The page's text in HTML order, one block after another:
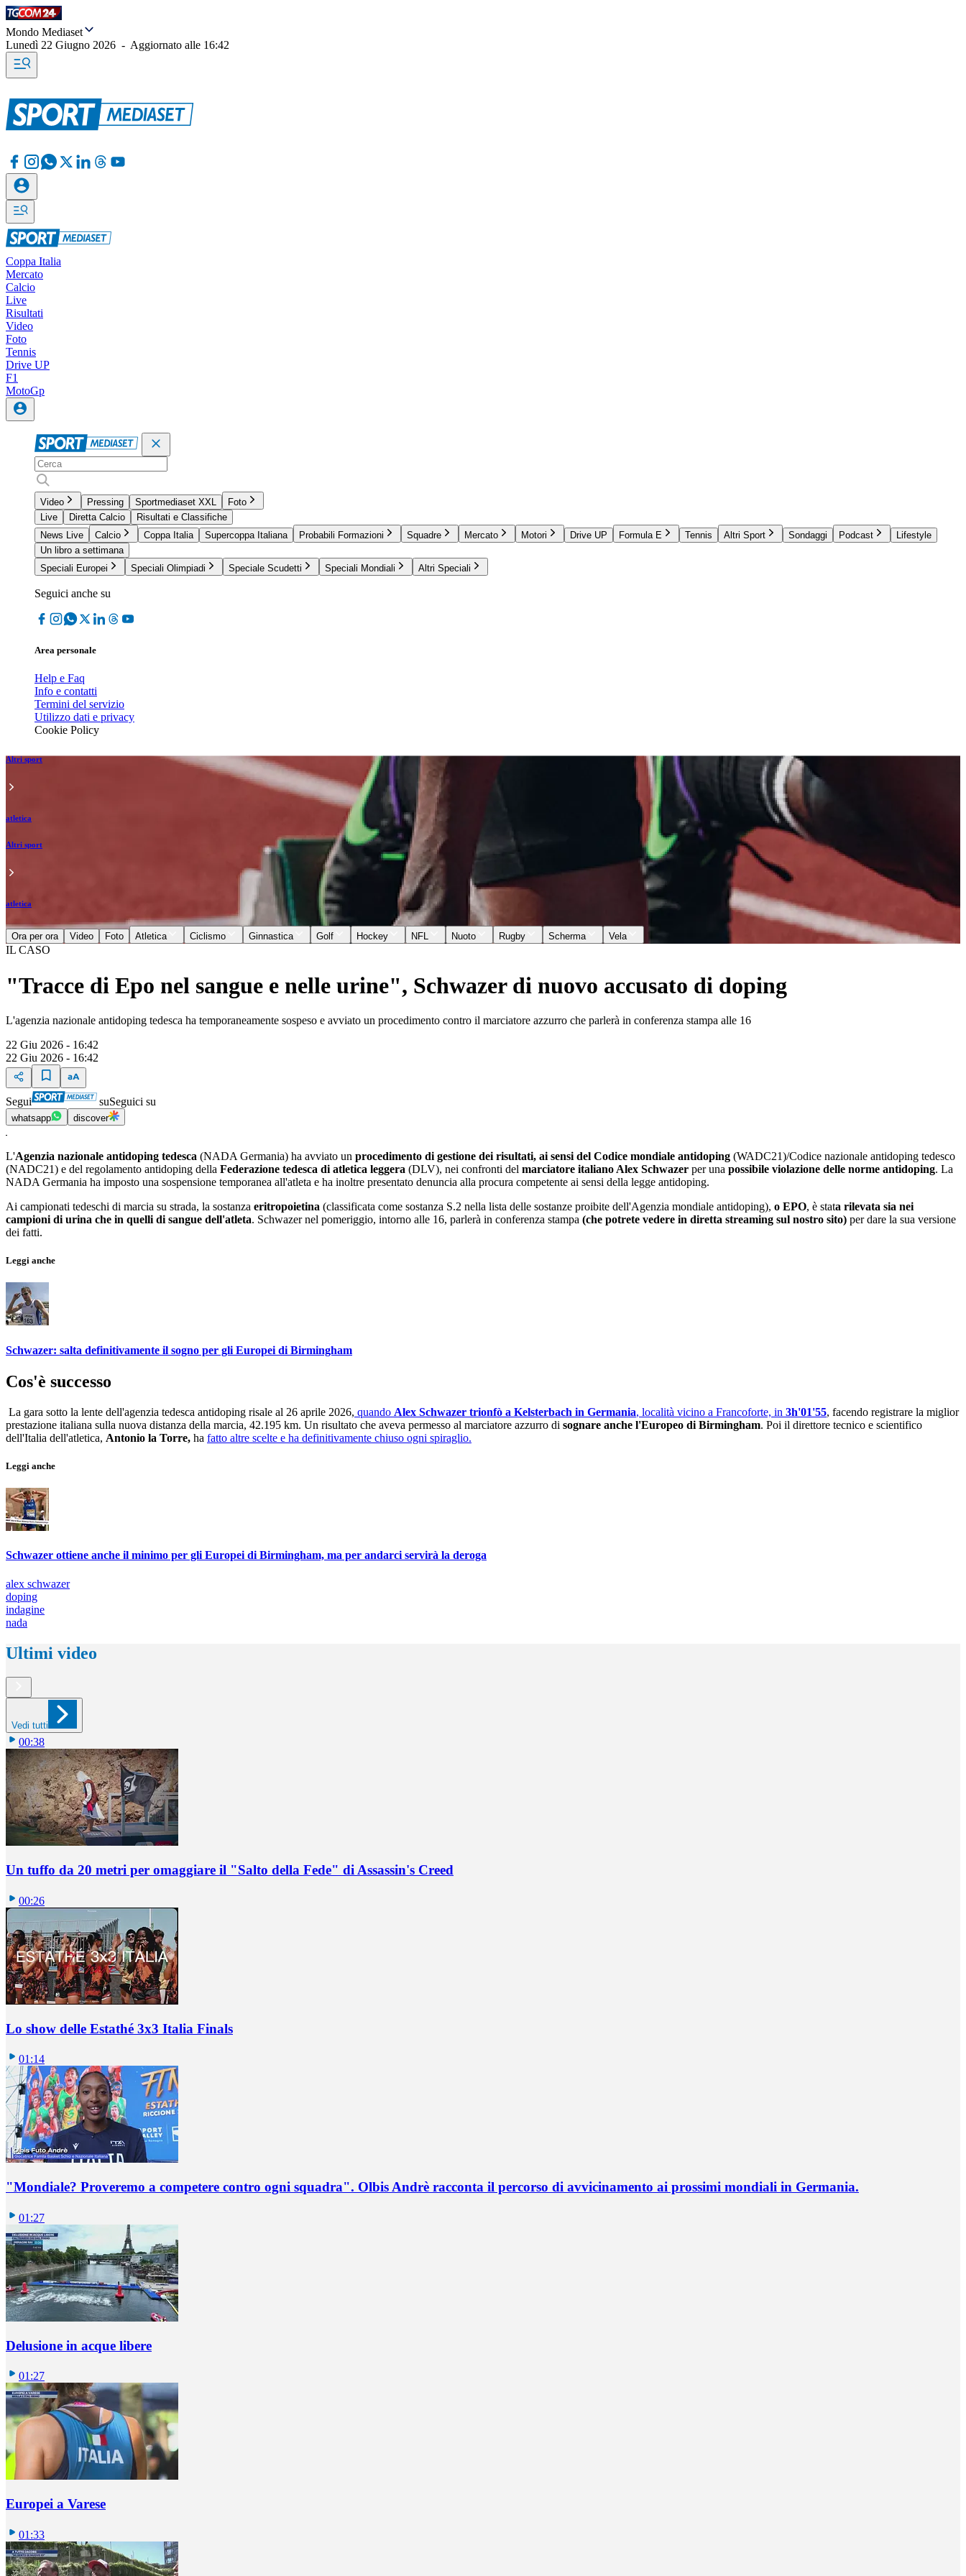
Mondo Mediaset
Lunedì 22 Giugno 2026 - Aggiornato alle 16:42
Coppa Italia
Mercato
Calcio
Live
Risultati
Video
Foto
Tennis
Drive UP
F1
MotoGp
Video Pressing Sportmediaset XXL
Foto
Live
Diretta Calcio
Risultati e Classifiche
News Live
Calcio Coppa Italia Supercoppa Italiana Probabili Formazioni Squadre Mercato Motori Drive UP Formula E Tennis Altri Sport Sondaggi Podcast
Lifestyle
Un libro a settimana
Speciali Europei
Speciali Olimpiadi Speciale Scudetti Speciali Mondiali Altri Speciali
Seguici anche su
Area personale
Help e Faq
Info e contatti
Termini del servizio
Utilizzo dati e privacy
Cookie Policy
Altri sport
atletica
Altri sport
atletica
Ora per ora Video Foto Atletica Ciclismo Ginnastica Golf Hockey NFL Nuoto Rugby Scherma Vela
IL CASO
"Tracce di Epo nel sangue e nelle urine", Schwazer di nuovo accusato di doping
L'agenzia nazionale antidoping tedesca ha temporaneamente sospeso e avviato un procedimento contro il marciatore azzurro che parlerà in conferenza stampa alle 16
22 Giu 2026 - 16:42
22 Giu 2026 - 16:42
Segui suSeguici su
whatsapp discover
L'Agenzia nazionale antidoping tedesca (NADA Germania) ha avviato un procedimento di gestione dei risultati, ai sensi del Codice mondiale antidoping (WADC21)/Codice nazionale antidoping tedesco
(NADC21) e del regolamento antidoping della Federazione tedesca di atletica leggera (DLV), nei confronti del marciatore italiano Alex Schwazer per una possibile violazione delle norme antidoping. La
NADA Germania ha imposto una sospensione temporanea all'atleta e ha inoltre presentato denuncia alla procura competente ai sensi della legge antidoping.
Ai campionati tedeschi di marcia su strada, la sostanza eritropoietina (classificata come sostanza S.2 nella lista delle sostanze proibite dell'Agenzia mondiale antidoping), o EPO, è stata rilevata sia nei
campioni di urina che in quelli di sangue dell'atleta. Schwazer nel pomeriggio, intorno alle 16, parlerà in conferenza stampa (che potrete vedere in diretta streaming sul nostro sito) per dare la sua versione
dei fatti.
Leggi anche
Schwazer: salta definitivamente il sogno per gli Europei di Birmingham
Cos'è successo
La gara sotto la lente dell'agenzia tedesca antidoping risale al 26 aprile 2026, quando Alex Schwazer trionfò a Kelsterbach in Germania, località vicino a Francoforte, in 3h'01'55, facendo registrare la miglior
prestazione italiana sulla nuova distanza della marcia, 42.195 km. Un risultato che aveva permesso al marciatore azzurro di sognare anche l'Europeo di Birmingham. Poi il direttore tecnico e scientifico
dell'Italia dell'atletica, Antonio la Torre, ha fatto altre scelte e ha definitivamente chiuso ogni spiraglio.
Leggi anche
Schwazer ottiene anche il minimo per gli Europei di Birmingham, ma per andarci servirà la deroga
alex schwazer
doping
indagine
nada
Ultimi video
Vedi tutti
00:38
Un tuffo da 20 metri per omaggiare il "Salto della Fede" di Assassin's Creed
00:26
Lo show delle Estathé 3x3 Italia Finals
01:14
"Mondiale? Proveremo a competere contro ogni squadra". Olbis Andrè racconta il percorso di avvicinamento ai prossimi mondiali in Germania.
01:27
Delusione in acque libere
01:27
Europei a Varese
01:33